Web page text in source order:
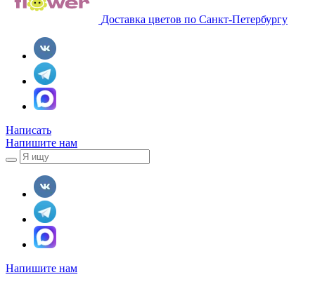
Доставка цветов по Санкт-Петербургу
Написать
Напишите нам
Напишите нам